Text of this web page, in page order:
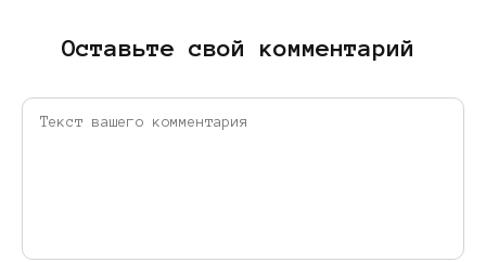
Оставьте свой комментарий